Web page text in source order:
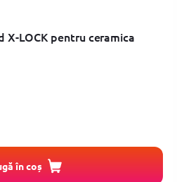
LOCK pentru ceramica
în coș